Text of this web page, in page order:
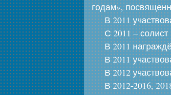
годам»,
В 2011
С 2011 –
В 2011
В 2011
В 2012
В 2012-2016,